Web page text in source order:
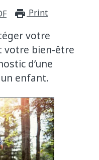
Print
votre
votre bien-être
d’une
enfant.